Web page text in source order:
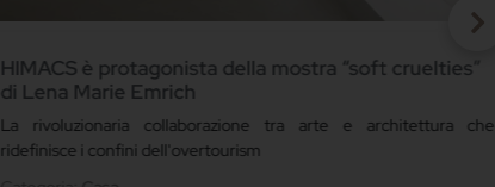
Cucina Antis Lain di Euromobil: solidità, spazio e
convivialità
La nuova proposta del marchio italiano coniuga design, funzionalità
e materiali di alta qualità